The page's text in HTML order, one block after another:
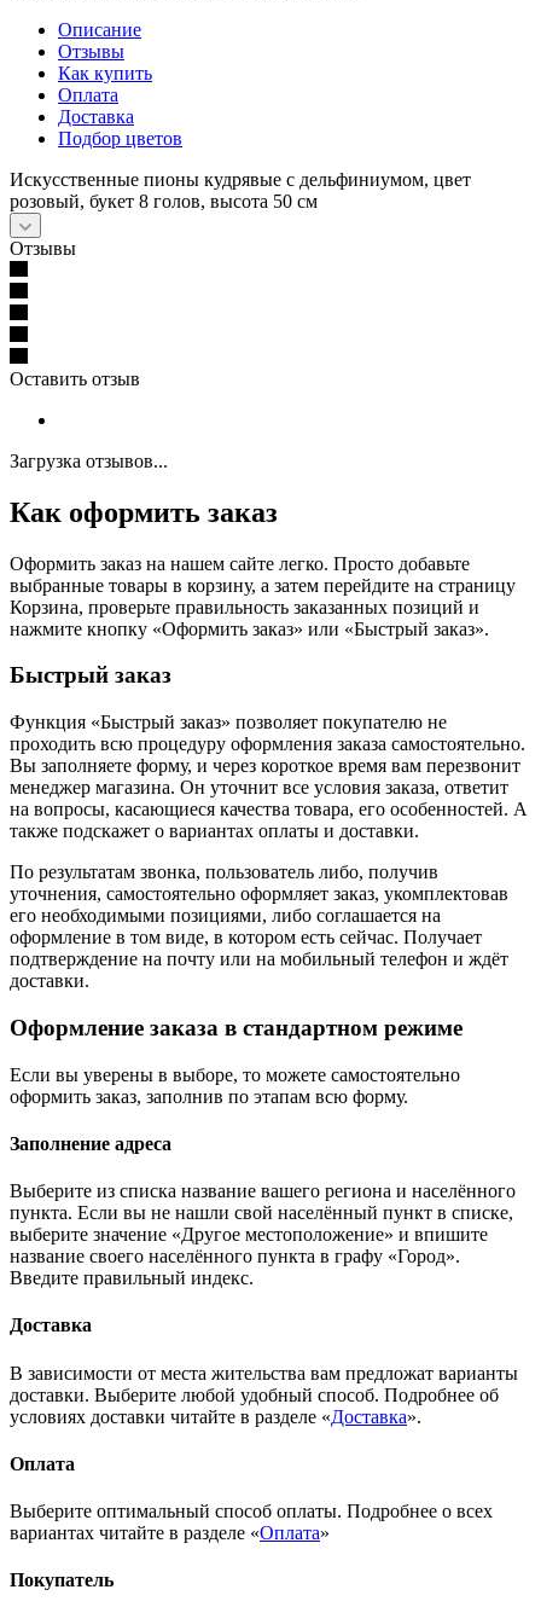
Описание
Отзывы
Как купить
Оплата
Доставка
Подбор цветов
Искусственные пионы кудрявые с дельфиниумом, цвет
розовый, букет 8 голов, высота 50 см
Отзывы
Оставить отзыв
Загрузка отзывов...
Как оформить заказ
Оформить заказ на нашем сайте легко. Просто добавьте
выбранные товары в корзину, а затем перейдите на страницу
Корзина, проверьте правильность заказанных позиций и
нажмите кнопку «Оформить заказ» или «Быстрый заказ».
Быстрый заказ
Функция «Быстрый заказ» позволяет покупателю не
проходить всю процедуру оформления заказа самостоятельно.
Вы заполняете форму, и через короткое время вам перезвонит
менеджер магазина. Он уточнит все условия заказа, ответит
на вопросы, касающиеся качества товара, его особенностей. А
также подскажет о вариантах оплаты и доставки.
По результатам звонка, пользователь либо, получив
уточнения, самостоятельно оформляет заказ, укомплектовав
его необходимыми позициями, либо соглашается на
оформление в том виде, в котором есть сейчас. Получает
подтверждение на почту или на мобильный телефон и ждёт
доставки.
Оформление заказа в стандартном режиме
Если вы уверены в выборе, то можете самостоятельно
оформить заказ, заполнив по этапам всю форму.
Заполнение адреса
Выберите из списка название вашего региона и населённого
пункта. Если вы не нашли свой населённый пункт в списке,
выберите значение «Другое местоположение» и впишите
название своего населённого пункта в графу «Город».
Введите правильный индекс.
Доставка
В зависимости от места жительства вам предложат варианты
доставки. Выберите любой удобный способ. Подробнее об
условиях доставки читайте в разделе «Доставка».
Оплата
Выберите оптимальный способ оплаты. Подробнее о всех
вариантах читайте в разделе «Оплата»
Покупатель